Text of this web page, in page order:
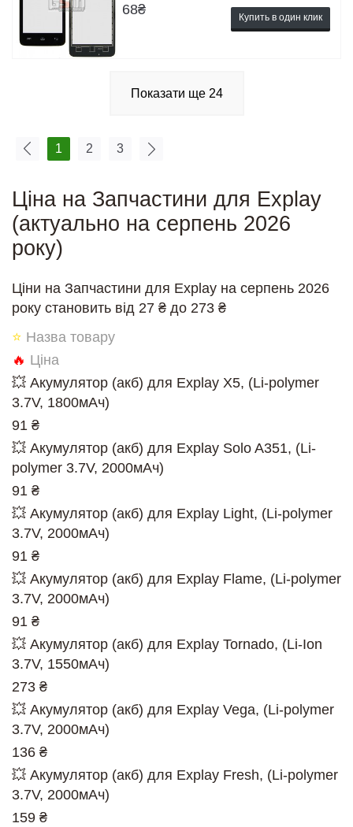
68₴ Купить в один клик
Показати ще 24
1 2 3
Ціна на Запчастини для Explay
(актуально на серпень 2026
року)
Ціни на Запчастини для Explay на серпень 2026
року становить від 27 ₴ до 273 ₴
⭐ Назва товару
🔥 Ціна
💥 Акумулятор (акб) для Explay X5, (Li-polymer
3.7V, 1800мАч)
91 ₴
💥 Акумулятор (акб) для Explay Solo A351, (Li-
polymer 3.7V, 2000мАч)
91 ₴
💥 Акумулятор (акб) для Explay Light, (Li-polymer
3.7V, 2000мАч)
91 ₴
💥 Акумулятор (акб) для Explay Flame, (Li-polymer
3.7V, 2000мАч)
91 ₴
💥 Акумулятор (акб) для Explay Tornado, (Li-Ion
3.7V, 1550мАч)
273 ₴
💥 Акумулятор (акб) для Explay Vega, (Li-polymer
3.7V, 2000мАч)
136 ₴
💥 Акумулятор (акб) для Explay Fresh, (Li-polymer
3.7V, 2000мАч)
159 ₴